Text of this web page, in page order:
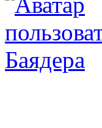
Баядера